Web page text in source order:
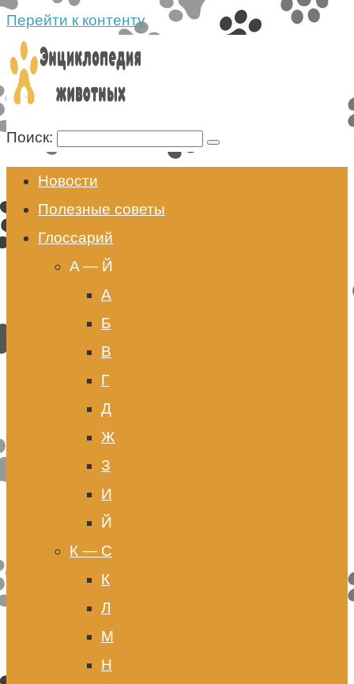
Перейти к контенту
Поиск:
Новости
Полезные советы
Глоссарий
A — Й
А
Б
В
Г
Д
Ж
З
И
Й
К — С
К
Л
М
Н